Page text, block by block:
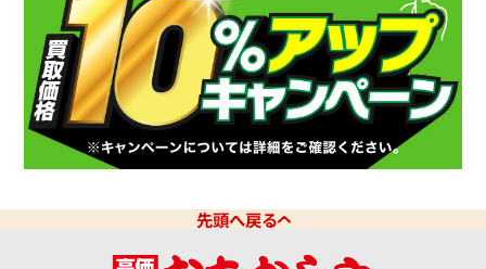
27日時点の参考買取価格で
参考買取価格
3,670,000 円
※2026年7月時点の参考買取価
先頭へ戻る